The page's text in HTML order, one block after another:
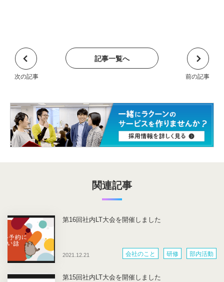
記事一覧へ
関連記事
2021.12.21
第16回社内LT大会を開催しました
会社のこと 研修 部内活動
第15回社内LT大会を開催しました